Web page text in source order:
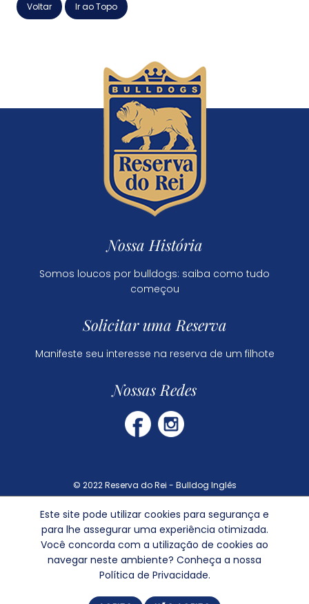
Voltar Ir ao Topo
Nossa História
Somos loucos por bulldogs: saiba como tudo
começou
Solicitar uma Reserva
Manifeste seu interesse na reserva de um filhote
Nossas Redes
© 2022 Reserva do Rei - Bulldog Inglês
Dúvidas Frequentes
Política de Privacidade
Este site pode utilizar cookies para segurança e
para lhe assegurar uma experiência otimizada.
Você concorda com a utilização de cookies ao
navegar neste ambiente? Conheça a nossa
Política de Privacidade.